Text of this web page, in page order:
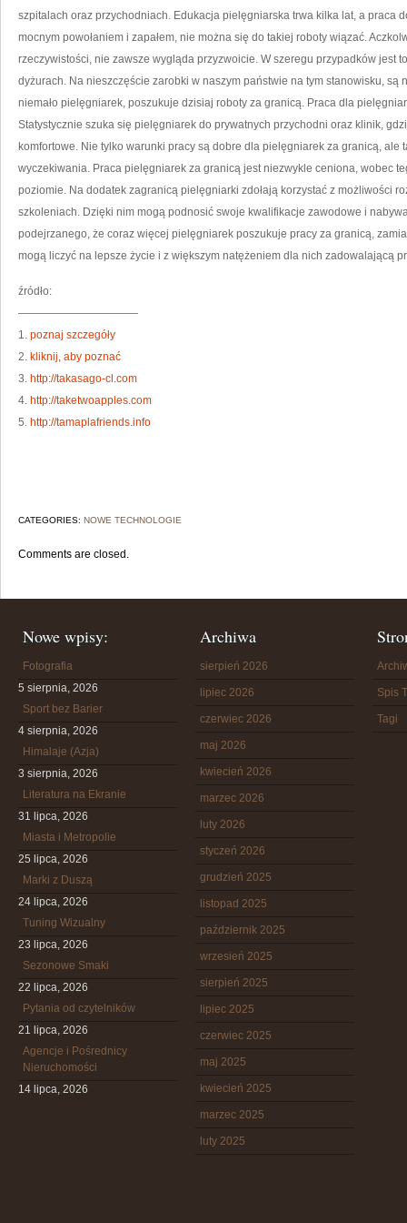
szpitalach oraz przychodniach. Edukacja pielęgniarska trwa kilka lat, a praca
mocnym powołaniem i zapałem, nie można się do takiej roboty wiązać.
rzeczywistości, nie zawsze wygląda przyzwoicie. W szeregu przypadków jest
dyżurach. Na nieszczęście zarobki w naszym państwie na tym stanowisku, są
niemało pielęgniarek, poszukuje dzisiaj roboty za granicą. Praca dla
Statystycznie szuka się pielęgniarek do prywatnych przychodni oraz klinik,
komfortowe. Nie tylko warunki pracy są dobre dla pielęgniarek za granicą, ale
wyczekiwania. Praca pielęgniarek za granicą jest niezwykle ceniona, wobec
poziomie. Na dodatek zagranicą pielęgniarki zdołają korzystać z możliwości
szkoleniach. Dzięki nim mogą podnosić swoje kwalifikacje zawodowe i
podejrzanego, że coraz więcej pielęgniarek poszukuje pracy za granicą,
mogą liczyć na lepsze życie i z większym natężeniem dla nich zadowalającą
źródło:
———————————
1. poznaj szczegóły
2. kliknij, aby poznać
3. http://takasago-cl.com
4. http://taketwoapples.com
5. http://tamaplafriends.info
CATEGORIES: NOWE TECHNOLOGIE
Comments are closed.
Nowe wpisy:
Fotografia
5 sierpnia, 2026
Sport bez Barier
4 sierpnia, 2026
Himalaje (Azja)
3 sierpnia, 2026
Literatura na Ekranie
31 lipca, 2026
Miasta i Metropolie
25 lipca, 2026
Marki z Duszą
24 lipca, 2026
Tuning Wizualny
23 lipca, 2026
Sezonowe Smaki
22 lipca, 2026
Pytania od czytelników
21 lipca, 2026
Agencje i Pośrednicy
Nieruchomości
14 lipca, 2026
Archiwa
sierpień 2026
lipiec 2026
czerwiec 2026
maj 2026
kwiecień 2026
marzec 2026
luty 2026
styczeń 2026
grudzień 2025
listopad 2025
październik 2025
wrzesień 2025
sierpień 2025
lipiec 2025
czerwiec 2025
maj 2025
kwiecień 2025
marzec 2025
luty 2025
Spis
Tagi